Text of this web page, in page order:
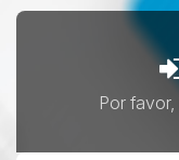
Por favor,